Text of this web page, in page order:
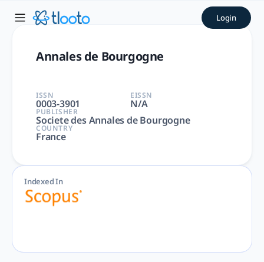
Annales de Bourgogne |
Annales de Bourgogne | Arts and Humanities | Societe des
Login
Annales de Bourgogne
ISSN
0003-3901
EISSN
N/A
PUBLISHER
Societe des Annales de Bourgogne
COUNTRY
France
Indexed In